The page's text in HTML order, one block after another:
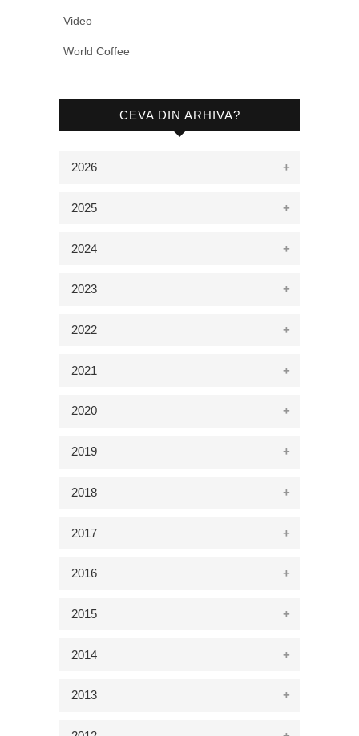
Video
World Coffee
CEVA DIN ARHIVA?
2026
2025
2024
2023
2022
2021
2020
2019
2018
2017
2016
2015
2014
2013